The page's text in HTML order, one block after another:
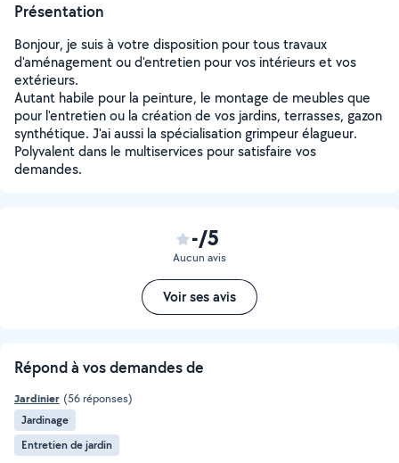
Présentation
Bonjour, je suis à votre disposition pour tous travaux
d'aménagement ou d'entretien pour vos intérieurs et vos
extérieurs.
Autant habile pour la peinture, le montage de meubles que
pour l'entretien ou la création de vos jardins, terrasses, gazon
synthétique. J'ai aussi la spécialisation grimpeur élagueur.
Polyvalent dans le multiservices pour satisfaire vos
demandes.
-/5
Aucun avis
Voir ses avis
Répond à vos demandes de
Jardinier (56 réponses)
Jardinage
Entretien de jardin